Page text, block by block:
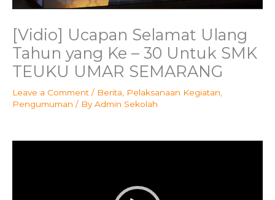
[Vidio] Ucapan Selamat Ulang
Tahun yang Ke – 30 Untuk SMK
TEUKU UMAR SEMARANG
Leave a Comment / Berita, Pelaksanaan Kegiatan,
Pengumuman / ByAdmin Sekolah